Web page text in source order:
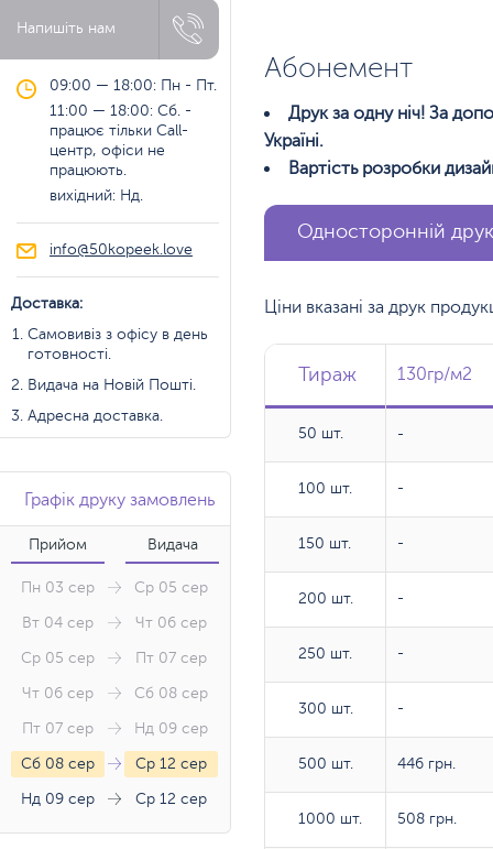
Абонемент
Друк за одну ніч! За
Україні.
Вартість розробки
Односторонній друк
Ціни вказані за друк
Тираж
50 шт.
100 шт.
150 шт.
200 шт.
250 шт.
300 шт.
500 шт.
1000 шт.
Тираж 130гр/м2
Тираж 130гр/м2
50 шт. -
100 шт. -
150 шт. -
200 шт. -
250 шт. -
300 шт. -
500 шт. 446 грн.
1000 шт. 508 грн.
Напишіть нам
09:00 — 18:00: Пн - Пт.
11:00 — 18:00: Сб. -
працює тільки Call-
центр, офіси не
працюють.
вихідний: Нд.
info@50kopeek.love
Доставка:
Самовивіз з офісу в день
готовності.
Видача на Новій Пошті.
Адресна доставка.
Графік друку замовлень
Прийом Видача
Пн 03 сер Ср 05 сер
Вт 04 сер Чт 06 сер
Ср 05 сер Пт 07 сер
Чт 06 сер Сб 08 сер
Пт 07 сер Нд 09 сер
Сб 08 сер Ср 12 сер
Нд 09 сер Ср 12 сер